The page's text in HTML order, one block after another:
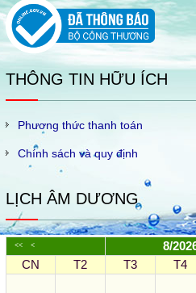
THÔNG TIN HỮU ÍCH
Phương thức thanh toán
Chính sách và quy định
LỊCH ÂM DƯƠNG
<< < 8/
CN T2 T3 T4